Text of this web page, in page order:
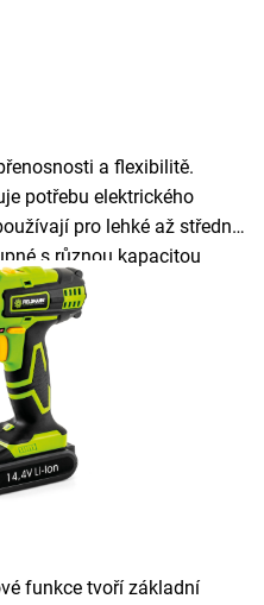
a flexibilitě.
potřebu elektrického
pro lehké až středně
s různou kapacitou
funkce tvoří základní